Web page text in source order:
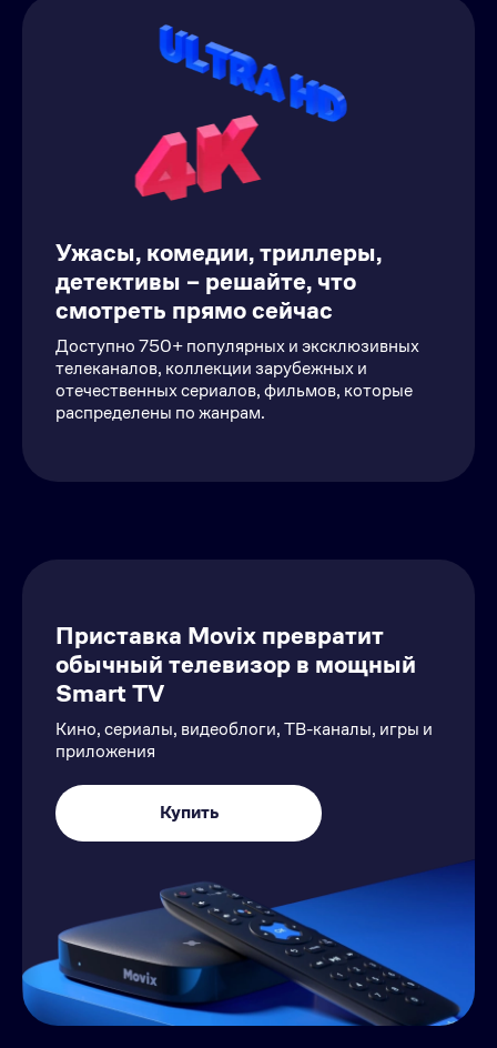
Ужасы, комедии, триллеры,
детективы – решайте, что
смотреть прямо сейчас
Доступно 750+ популярных и эксклюзивных
телеканалов, коллекции зарубежных и
отечественных сериалов, фильмов, которые
распределены по жанрам.
Приставка Movix превратит
обычный телевизор в мощный
Smart TV
Кино, сериалы, видеоблоги, ТВ-каналы, игры и
приложения
Купить